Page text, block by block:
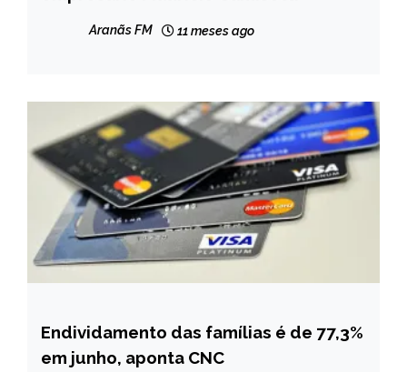
Aranãs FM 11 meses ago
BRASIL
NOTÍCIAS
Endividamento das famílias é de 77,3%
em junho, aponta CNC